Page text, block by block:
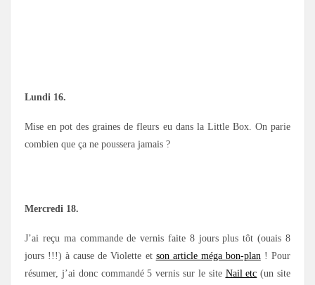
Lundi 16.
Mise en pot des graines de fleurs eu dans la Little Box. On parie
combien que ça ne poussera jamais ?
Mercredi 18.
J’ai reçu ma commande de vernis faite 8 jours plus tôt (ouais 8
jours !!!) à cause de Violette et son article méga bon-plan! Pour
résumer, j’ai donc commandé 5 vernis sur le site Nail etc (un site